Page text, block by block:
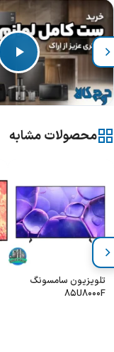
محصولات مشابه
تلویزیون سامسونگ
85U8000F